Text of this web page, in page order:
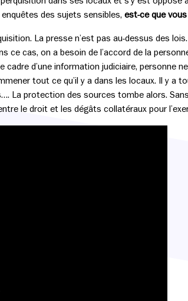
des sujets sensibles, est-ce que vous
La presse n’est pas au-dessus des
ce cas, on a besoin de l’accord de la
cadre d’une information judiciaire, personne
tout ce qu’il y a dans les locaux. Il y a
La protection des sources tombe alors.
le droit et les dégâts collatéraux pour